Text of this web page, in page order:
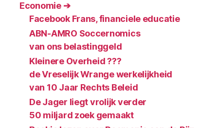
Economie ➔
Facebook Frans, financiele educatie
ABN-AMRO Soccernomics
van ons belastinggeld
Kleinere Overheid ???
de Vreselijk Wrange werkelijkheid
van 10 Jaar Rechts Beleid
De Jager liegt vrolijk verder
50 miljard zoek gemaakt